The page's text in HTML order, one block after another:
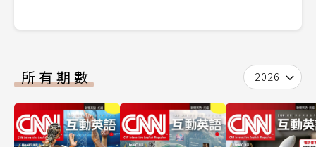
所有期數 2026